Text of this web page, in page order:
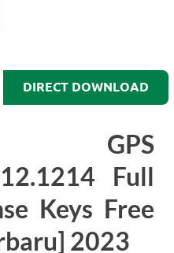
DIRECT DOWNLOAD
GPS
Full
Keys Free
2023